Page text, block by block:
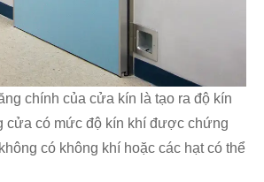
chính của cửa kín là tạo ra độ kín
cửa có mức độ kín khí được chứng
có không khí hoặc các hạt có thể